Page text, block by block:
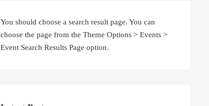
You should choose a search result page. You can
choose the page from the Theme Options > Events >
Event Search Results Page option.